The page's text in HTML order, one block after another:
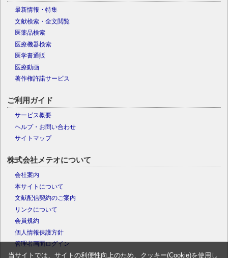
最新情報・特集
文献検索・全文閲覧
医薬品検索
医療機器検索
医学書通販
医療動画
著作権許諾サービス
ご利用ガイド
サービス概要
ヘルプ・お問い合わせ
サイトマップ
株式会社メテオについて
会社案内
本サイトについて
文献配信契約のご案内
リンクについて
会員規約
個人情報保護方針
管理者画面ログイン
当サイトでは、サイトの利便性向上のため、クッキー(Cookie)を使用し